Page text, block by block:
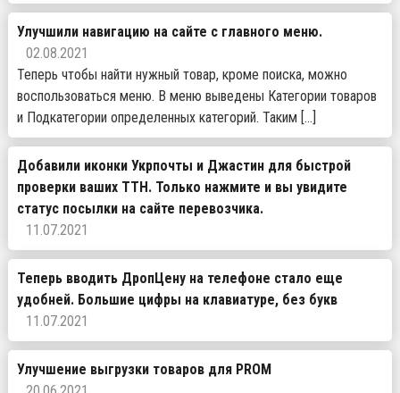
Улучшили навигацию на сайте с главного меню.
02.08.2021
Теперь чтобы найти нужный товар, кроме поиска, можно
воспользоваться меню. В меню выведены Категории товаров
и Подкатегории определенных категорий. Таким […]
Добавили иконки Укрпочты и Джастин для быстрой
проверки ваших ТТН. Только нажмите и вы увидите
статус посылки на сайте перевозчика.
11.07.2021
Теперь вводить ДропЦену на телефоне стало еще
удобней. Большие цифры на клавиатуре, без букв
11.07.2021
Улучшение выгрузки товаров для PROM